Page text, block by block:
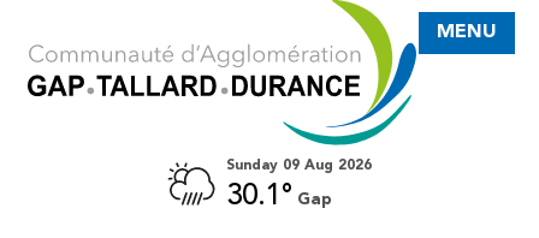
Sunday 09 Aug 2026
30.1° Gap
MENU